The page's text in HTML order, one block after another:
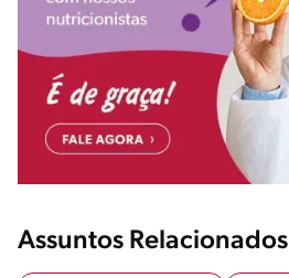
Assuntos Relacionados